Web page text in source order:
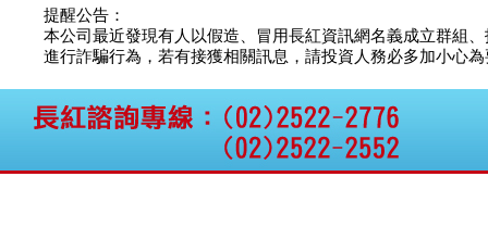
碩通散熱股份有限公司
公告董事會追認113年
向關係
碩通散熱股份有限公司
公告向關係人取得使用
權資產
仁新醫藥:代重要子公司
BeliteBio,Inc公告受邀參
提醒公告：
本公司最近發現有人以假造、冒用長紅資訊網名義成立群組
進行詐騙行為，若有接獲相關訊息，請投資人務必多加小心